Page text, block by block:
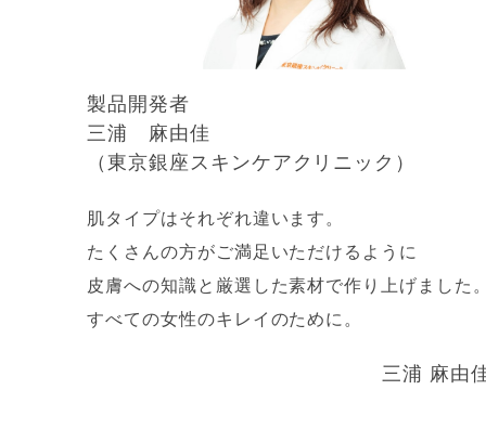
製品開発者
三浦 麻由佳
（東京銀座スキンケアクリニック）
肌タイプはそれぞれ違います。
たくさんの方がご満足いただけるように
皮膚への知識と厳選した素材で作り上げました
すべての女性のキレイのために。
三浦 麻由